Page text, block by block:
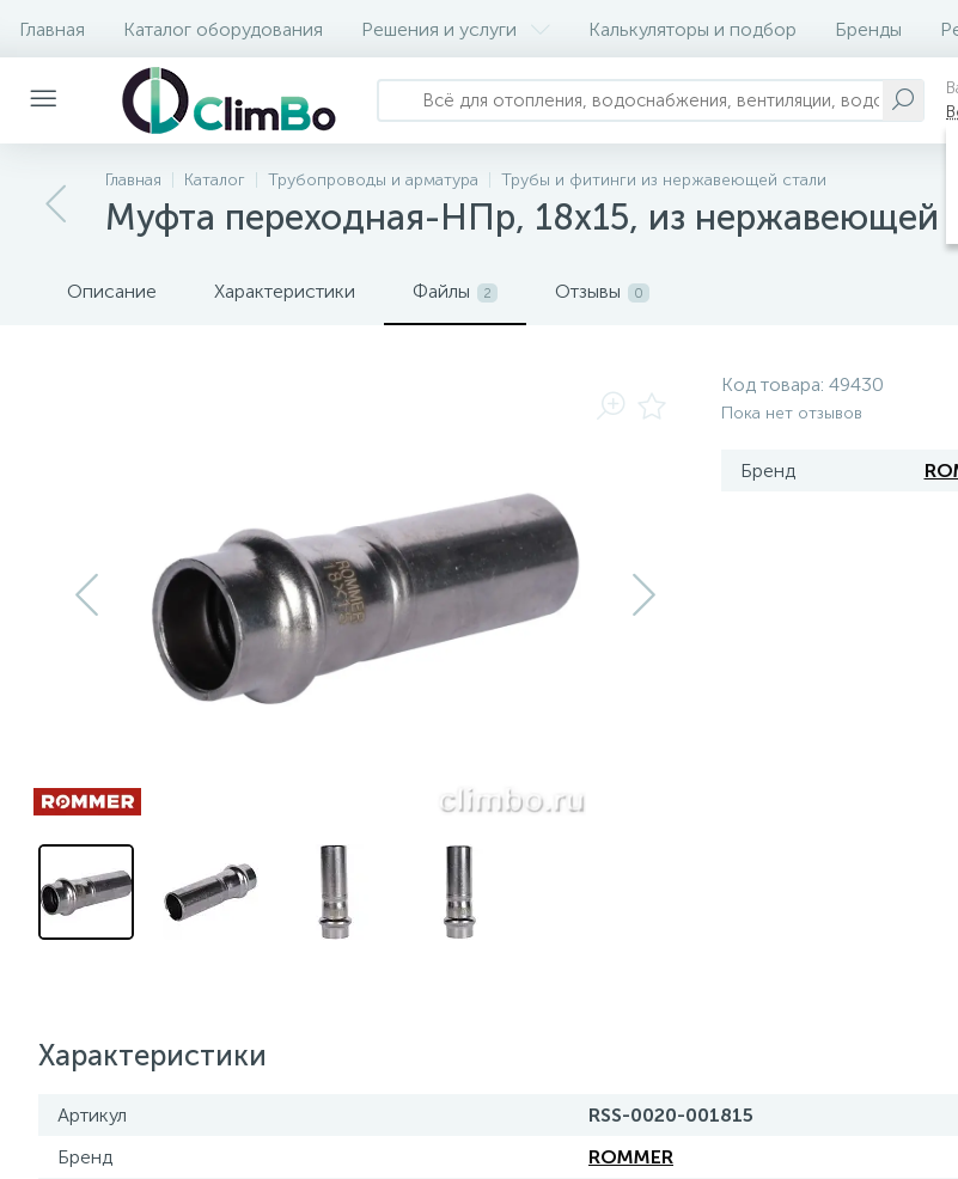
Главная Каталог оборудования Решения и услуги Калькуляторы и подбор Бренды
Главная Каталог Трубопроводы и арматура Трубы и фитинги из нержавеющей стали
Муфта переходная-НПр, 18х15, из нержавеющей
Описание Характеристики Файлы 2 Отзывы 0
Код товара: 49430
Пока нет отзывов
Бренд
Характеристики
Артикул
RSS-0020-001815
Бренд
ROMMER